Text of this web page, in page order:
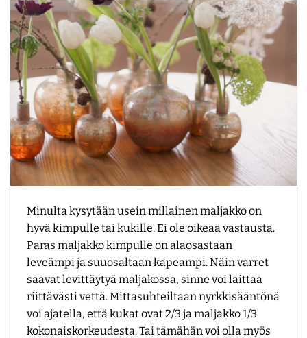
Minulta kysytään usein millainen maljakko on
hyvä kimpulle tai kukille. Ei ole oikeaa vastausta.
Paras maljakko kimpulle on alaosastaan
leveämpi ja suuosaltaan kapeampi. Näin varret
saavat levittäytyä maljakossa, sinne voi laittaa
riittävästi vettä. Mittasuhteiltaan nyrkkisääntönä
voi ajatella, että kukat ovat 2/3 ja maljakko 1/3
kokonaiskorkeudesta. Tai tämähän voi olla myös